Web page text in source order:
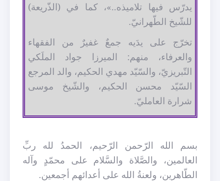
يدرّس فيها تلاميذه..»، كما في (الذّريعة)
للشّيخ الطّهرانيّ.
تخرّج على يدَيه جمعٌ غفيرٌ من الفقهاء
والعرفاء، منهم: الميرزا جواد الملَكي
التّبريزيّ، والسّيّد مهدي الحكيم، والد المرجع
السّيّد محسن الحكيم، والشّيخ موسى
شرارة العامليّ.
بسم الله الرّحمن الرّحيم، الحمدُ لله ربِّ
العالمين، والصَّلاة والسَّلام على محمّدٍ وآله
الطّاهرين، ولعنةُ الله على أعدائهم أجمعين.